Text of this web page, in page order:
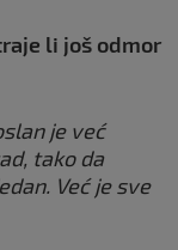
li još odmor
je već
tako da
Već je sve